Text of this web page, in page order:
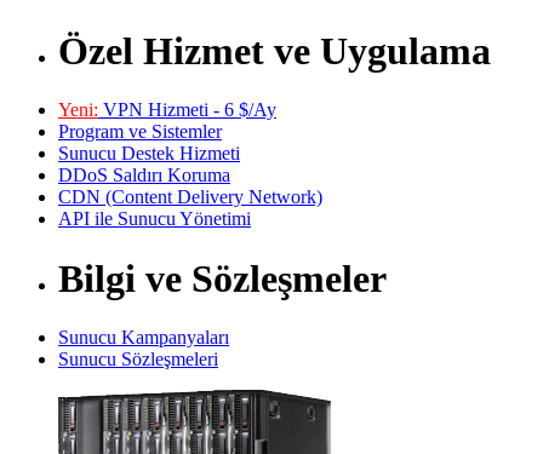
Özel Hizmet ve Uygulama
Yeni: VPN Hizmeti - 6 $/Ay
Program ve Sistemler
Sunucu Destek Hizmeti
DDoS Saldırı Koruma
CDN (Content Delivery Network)
API ile Sunucu Yönetimi
Bilgi ve Sözleşmeler
Sunucu Kampanyaları
Sunucu Sözleşmeleri